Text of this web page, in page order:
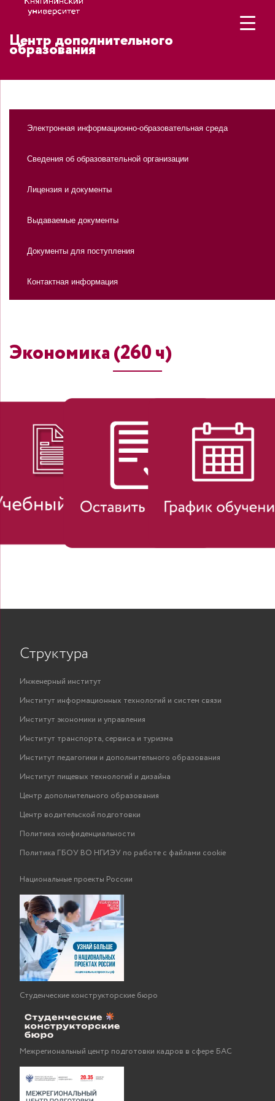
Центр дополнительного
образования
Электронная информационно-образовательная среда
Сведения об образовательной организации
Лицензия и документы
Выдаваемые документы
Документы для поступления
Контактная информация
Экономика (260 ч)
Структура
Инженерный институт
Институт информационных технологий и систем связи
Институт экономики и управления
Институт транспорта, сервиса и туризма
Институт педагогики и дополнительного образования
Институт пищевых технологий и дизайна
Центр дополнительного образования
Центр водительской подготовки
Политика конфиденциальности
Политика ГБОУ ВО НГИЭУ по работе с файлами cookie
Национальные проекты России
Студенческие конструкторские бюро
Межрегиональный центр подготовки кадров в сфере БАС